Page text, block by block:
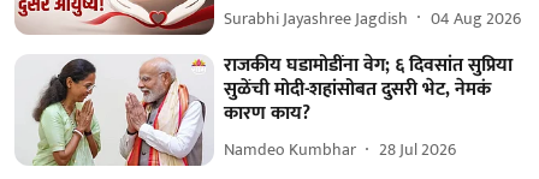
Surabhi Jayashree Jagdish 04 Aug 2026
राजकीय घडामोडींना वेग; ६ दिवसांत सुप्रिया
सुळेंची मोदी-शहांसोबत दुसरी भेट, नेमकं
कारण काय?
Namdeo Kumbhar 28 Jul 2026